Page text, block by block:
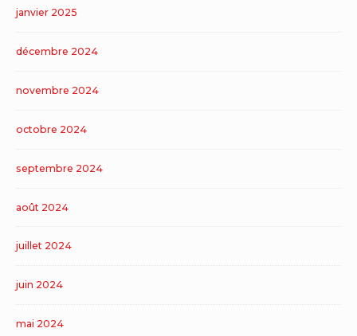
janvier 2025
décembre 2024
novembre 2024
octobre 2024
septembre 2024
août 2024
juillet 2024
juin 2024
mai 2024